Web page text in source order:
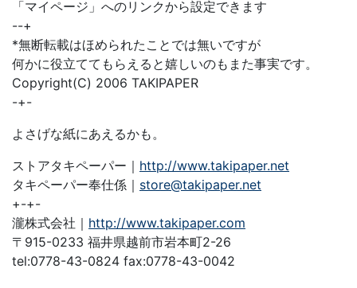
「マイページ」へのリンクから設定できます
--+
*無断転載はほめられたことでは無いですが
何かに役立ててもらえると嬉しいのもまた事実です。
Copyright(C) 2006 TAKIPAPER
-+-
よさげな紙にあえるかも。
ストアタキペーパー｜ http://www.takipaper.net
タキペーパー奉仕係｜ store@takipaper.net
+-+-
瀧株式会社｜ http://www.takipaper.com
〒915-0233 福井県越前市岩本町2-26
tel:0778-43-0824 fax:0778-43-0042